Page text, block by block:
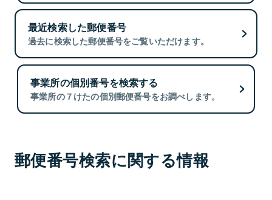
最近検索した郵便番号
過去に検索した郵便番号をご覧いただけます。
事業所の個別番号を検索する
事業所の７けたの個別郵便番号をお調べします。
郵便番号検索に関する情報